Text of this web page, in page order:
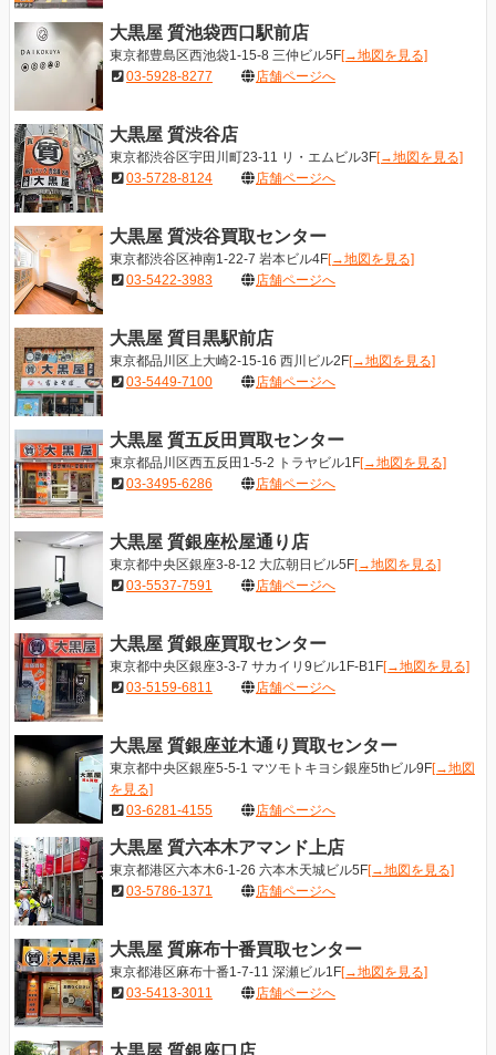
大黒屋 質池袋西口駅前店
東京都豊島区西池袋1-15-8 三仲ビル5F[→地図を見る]
03-5928-8277
店舗ページへ
大黒屋 質渋谷店
東京都渋谷区宇田川町23-11 リ・エムビル3F[→地図を見る]
03-5728-8124
店舗ページへ
大黒屋 質渋谷買取センター
東京都渋谷区神南1-22-7 岩本ビル4F[→地図を見る]
03-5422-3983
店舗ページへ
大黒屋 質目黒駅前店
東京都品川区上大崎2-15-16 西川ビル2F[→地図を見る]
03-5449-7100
店舗ページへ
大黒屋 質五反田買取センター
東京都品川区西五反田1-5-2 トラヤビル1F[→地図を見る]
03-3495-6286
店舗ページへ
大黒屋 質銀座松屋通り店
東京都中央区銀座3-8-12 大広朝日ビル5F[→地図を見る]
03-5537-7591
店舗ページへ
大黒屋 質銀座買取センター
東京都中央区銀座3-3-7 サカイリ9ビル1F-B1F[→地図を見る]
03-5159-6811
店舗ページへ
大黒屋 質銀座並木通り買取センター
東京都中央区銀座5-5-1 マツモトキヨシ銀座5thビル9F[→地図
を見る]
03-6281-4155
店舗ページへ
大黒屋 質六本木アマンド上店
東京都港区六本木6-1-26 六本木天城ビル5F[→地図を見る]
03-5786-1371
店舗ページへ
大黒屋 質麻布十番買取センター
東京都港区麻布十番1-7-11 深瀬ビル1F[→地図を見る]
03-5413-3011
店舗ページへ